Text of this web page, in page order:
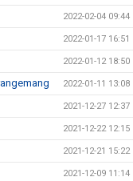
2022-02-04 09:44
2022-01-17 16:51
2022-01-12 18:50
2022-01-11 13:08
2021-12-27 12:37
2021-12-22 12:15
2021-12-21 15:22
2021-12-09 11:14